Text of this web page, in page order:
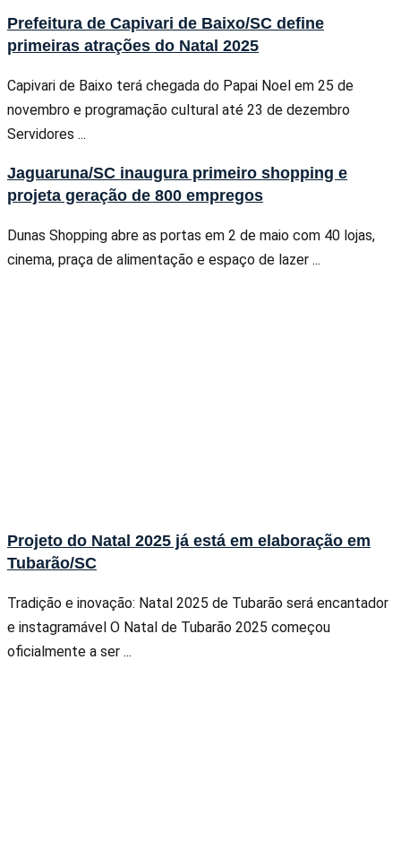
Prefeitura de Capivari de Baixo/SC define
primeiras atrações do Natal 2025
Capivari de Baixo terá chegada do Papai Noel em 25 de
novembro e programação cultural até 23 de dezembro
Servidores ...
Jaguaruna/SC inaugura primeiro shopping e
projeta geração de 800 empregos
Dunas Shopping abre as portas em 2 de maio com 40 lojas,
cinema, praça de alimentação e espaço de lazer ...
Projeto do Natal 2025 já está em elaboração em
Tubarão/SC
Tradição e inovação: Natal 2025 de Tubarão será encantador
e instagramável O Natal de Tubarão 2025 começou
oficialmente a ser ...